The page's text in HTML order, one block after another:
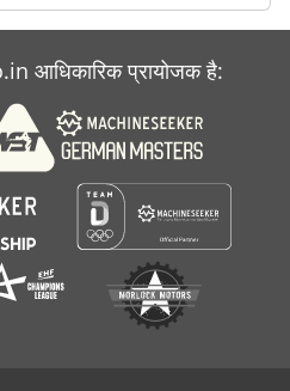
आधिकारिक प्रायोजक है: